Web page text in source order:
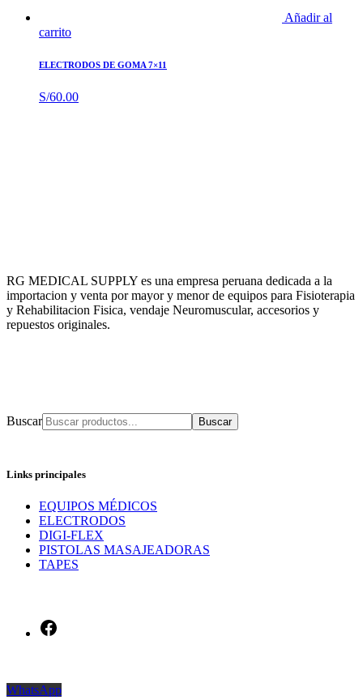
Añadir al
carrito
ELECTRODOS DE GOMA 7×11
S/60.00
RG MEDICAL SUPPLY es una empresa peruana dedicada a la
importacion y venta por mayor y menor de equipos para Fisioterapia
y Rehabilitacion Fisica, vendaje Neuromuscular, accesorios y
repuestos originales.
Buscar
Links principales
EQUIPOS MÉDICOS
ELECTRODOS
DIGI-FLEX
PISTOLAS MASAJEADORAS
TAPES
WhatsApp